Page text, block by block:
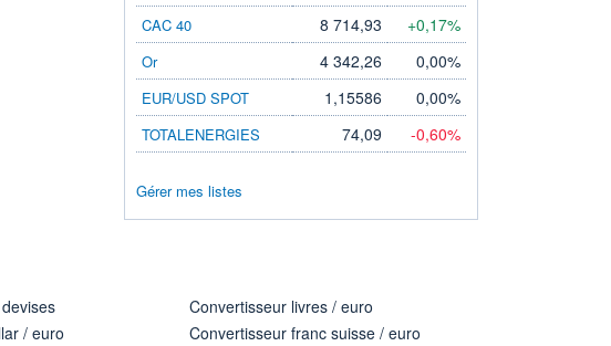
CAC 40 8 714,93 +0,17%
Or 4 342,26 0,00%
EUR/USD SPOT 1,15586 0,00%
TOTALENERGIES 74,09 -0,60%
Gérer mes listes
/ euro
Convertisseur livres / euro
Convertisseur franc suisse / euro